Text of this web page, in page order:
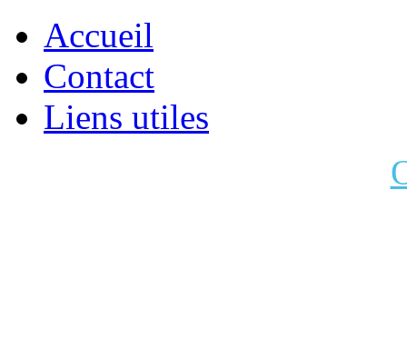
Accueil
Contact
Liens utiles